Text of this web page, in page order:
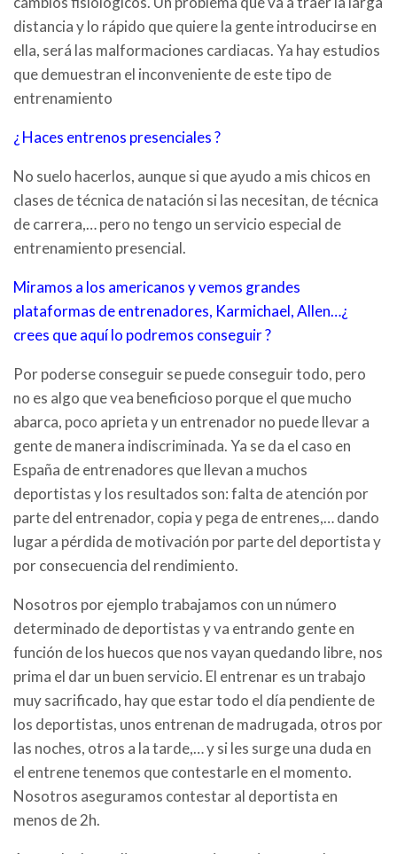
distancia y lo rápido que quiere la gente introducirse en
ella, será las malformaciones cardiacas. Ya hay estudios
que demuestran el inconveniente de este tipo de
entrenamiento
¿ Haces entrenos presenciales ?
No suelo hacerlos, aunque si que ayudo a mis chicos en
clases de técnica de natación si las necesitan, de técnica
de carrera,… pero no tengo un servicio especial de
entrenamiento presencial.
Miramos a los americanos y vemos grandes
plataformas de entrenadores, Karmichael, Allen…¿
crees que aquí lo podremos conseguir ?
Por poderse conseguir se puede conseguir todo, pero
no es algo que vea beneficioso porque el que mucho
abarca, poco aprieta y un entrenador no puede llevar a
gente de manera indiscriminada. Ya se da el caso en
España de entrenadores que llevan a muchos
deportistas y los resultados son: falta de atención por
parte del entrenador, copia y pega de entrenes,… dando
lugar a pérdida de motivación por parte del deportista y
por consecuencia del rendimiento.
Nosotros por ejemplo trabajamos con un número
determinado de deportistas y va entrando gente en
función de los huecos que nos vayan quedando libre, nos
prima el dar un buen servicio. El entrenar es un trabajo
muy sacrificado, hay que estar todo el día pendiente de
los deportistas, unos entrenan de madrugada, otros por
las noches, otros a la tarde,… y si les surge una duda en
el entrene tenemos que contestarle en el momento.
Nosotros aseguramos contestar al deportista en
menos de 2h.